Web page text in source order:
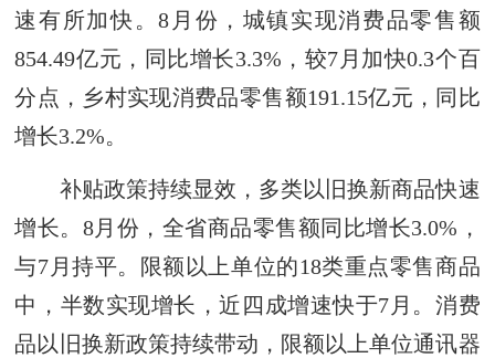
速有所加快。8月份，城镇实现消费品零售额
854.49亿元，同比增长3.3%，较7月加快0.3个百
分点，乡村实现消费品零售额191.15亿元，同比
增长3.2%。
补贴政策持续显效，多类以旧换新商品快速
增长。8月份，全省商品零售额同比增长3.0%，
与7月持平。限额以上单位的18类重点零售商品
中，半数实现增长，近四成增速快于7月。消费
品以旧换新政策持续带动，限额以上单位通讯器